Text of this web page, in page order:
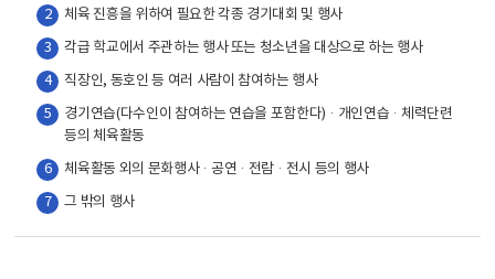
2
체육 진흥을 위하여 필요한 각종 경기대회 및 행사
3
각급 학교에서 주관하는 행사 또는 청소년을 대상으로 하는 행사
4
직장인, 동호인 등 여러 사람이 참여하는 행사
5
경기연습(다수인이 참여하는 연습을 포함한다)·개인연습·체력단련
등의 체육활동
6
체육활동 외의 문화행사·공연·전람·전시 등의 행사
7
그 밖의 행사